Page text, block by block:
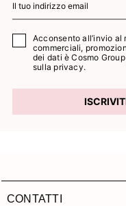
Acconsento all’invio
commerciali,
dei dati è Cosmo
sulla privacy.
CONTATTI